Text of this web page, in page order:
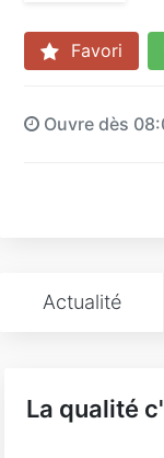
Favori
Ouvre dès
Actualité
La qualité